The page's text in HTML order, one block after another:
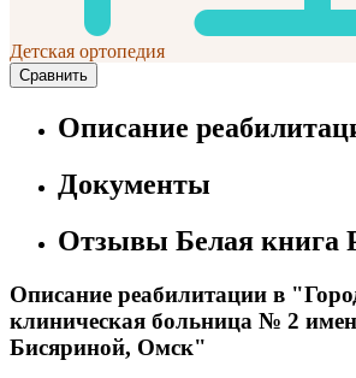
Детская ортопедия
Сравнить
Описание
Документы
Отзывы Белая книга
Описание реабилитации в
клиническая больница № 2
Бисяриной, Омск"